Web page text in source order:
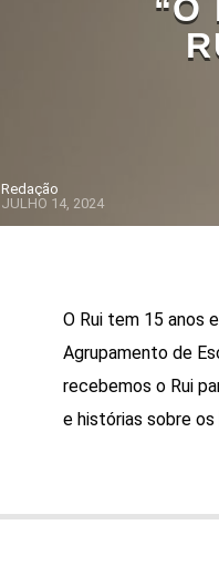
“O
Redação
JULHO 14, 2024
O Rui tem 15 anos
Agrupamento de
recebemos o Rui
e histórias sobre os